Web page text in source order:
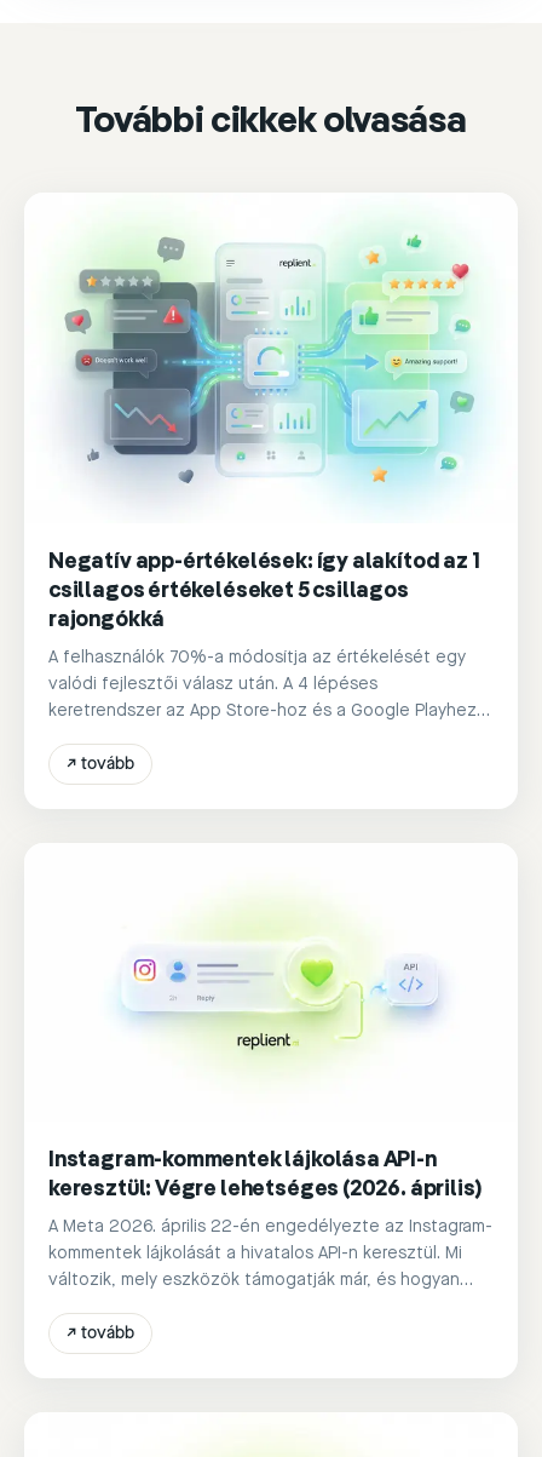
További cikkek olvasása
Negatív app-értékelések: így alakítod az 1
csillagos értékeléseket 5 csillagos
rajongókká
A felhasználók 70%-a módosítja az értékelését egy
valódi fejlesztői válasz után. A 4 lépéses
keretrendszer az App Store-hoz és a Google Playhez,
↗ tovább
Instagram-kommentek lájkolása API-n
keresztül: Végre lehetséges (2026. április)
A Meta 2026. április 22-én engedélyezte az Instagram-
kommentek lájkolását a hivatalos API-n keresztül. Mi
változik, mely eszközök támogatják már, és hogyan
↗ tovább